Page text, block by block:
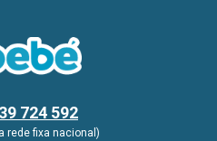
724 592
rede fixa nacional)